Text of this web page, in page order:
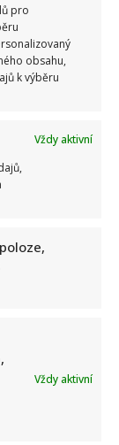
pro
obsahu,
k výběru
Vždy aktivní
Vždy aktivní